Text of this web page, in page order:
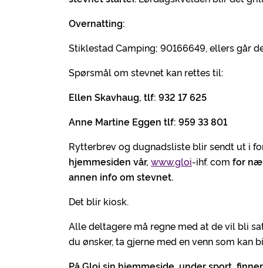
Overnatting:
Stiklestad Camping; 90166649, ellers går
Spørsmål om stevnet kan rettes til:
Ellen Skavhaug, tlf: 932 17 625
Anne Martine Eggen tlf: 959 33 801
Rytterbrev og dugnadsliste blir sendt ut i
hjemmesiden vår, www.gloi-ihf. com for
annen info om stevnet.
Det blir kiosk.
Alle deltagere må regne med at de vil bli
du ønsker, ta gjerne med en venn som kan